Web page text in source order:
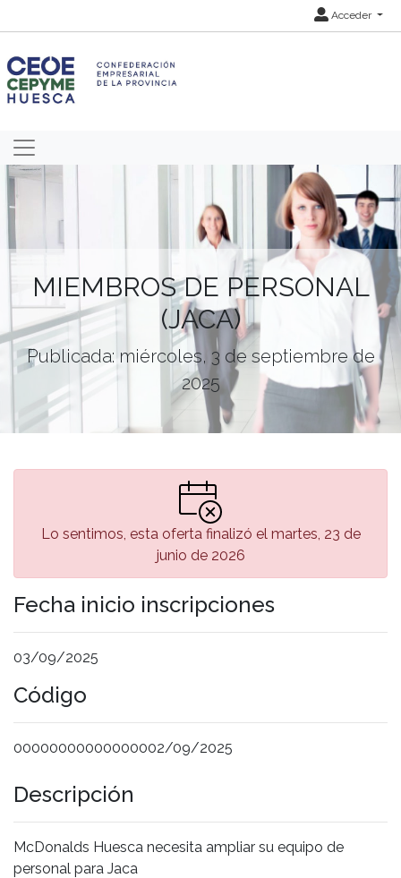
Acceder
MIEMBROS DE PERSONAL
(JACA)
Publicada: miércoles, 3 de septiembre de
2025
Lo sentimos, esta oferta finalizó el martes, 23 de
junio de 2026
Fecha inicio inscripciones
03/09/2025
Código
00000000000000002/09/2025
Descripción
McDonalds Huesca necesita ampliar su equipo de
personal para Jaca